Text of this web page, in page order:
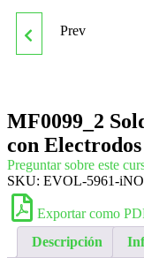
MAPU0210
Prev
MF0099_2
con
Preguntar sobre este
SKU: EVOL-5961-
Exportar como
Descripción